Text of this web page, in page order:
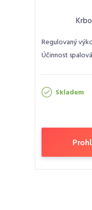
Regulovaný
Účinnost
Skladem